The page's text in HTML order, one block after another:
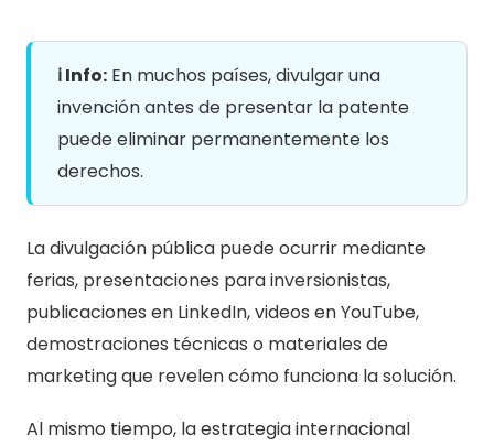
ℹ️ Info: En muchos países, divulgar una
invención antes de presentar la patente
puede eliminar permanentemente los
derechos.
La divulgación pública puede ocurrir mediante
ferias, presentaciones para inversionistas,
publicaciones en LinkedIn, videos en YouTube,
demostraciones técnicas o materiales de
marketing que revelen cómo funciona la solución.
Al mismo tiempo, la estrategia internacional